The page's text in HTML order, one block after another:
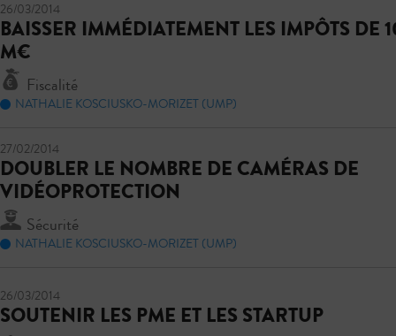
26/03/2014
BAISSER IMMÉDIATEMENT LES IMPÔTS DE
M€
Fiscalité
NATHALIE KOSCIUSKO-MORIZET (UMP)
27/02/2014
DOUBLER LE NOMBRE DE CAMÉRAS DE
VIDÉOPROTECTION
Sécurité
NATHALIE KOSCIUSKO-MORIZET (UMP)
26/03/2014
SOUTENIR LES PME ET LES STARTUP